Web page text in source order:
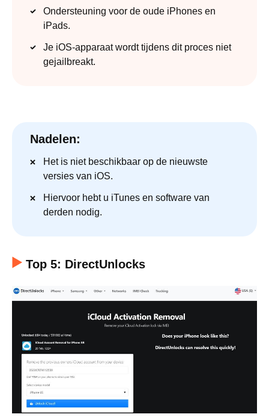
Ondersteuning voor de oude iPhones en
iPads.
Je iOS-apparaat wordt tijdens dit proces niet
gejailbreakt.
Nadelen:
Het is niet beschikbaar op de nieuwste
versies van iOS.
Hiervoor hebt u iTunes en software van
derden nodig.
Top 5: DirectUnlocks